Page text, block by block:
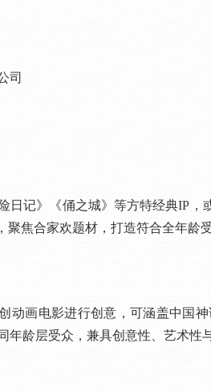
司
记》《俑之城》等方特经典IP，
聚焦合家欢题材，打造符合全年龄
画电影进行创意，可涵盖中国神
龄层受众，兼具创意性、艺术性